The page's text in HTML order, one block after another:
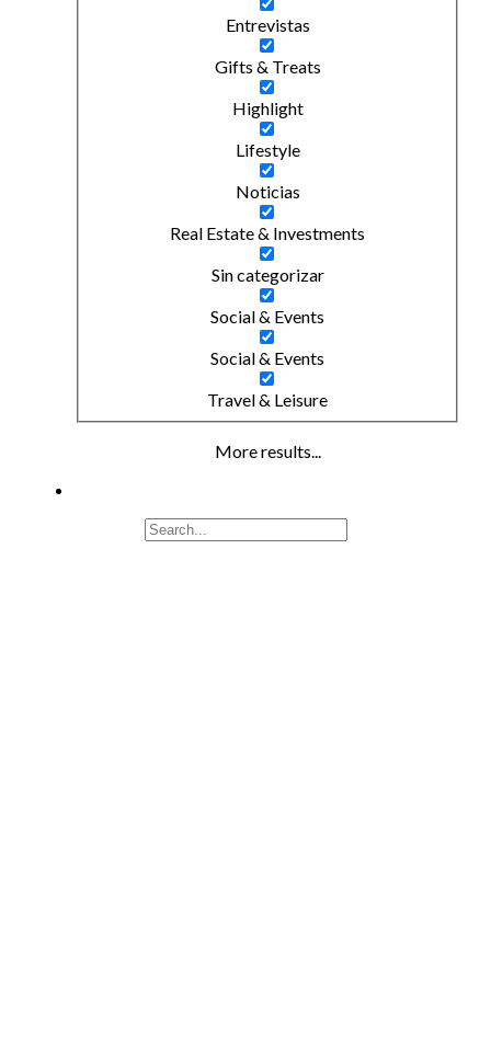
Entrevistas
Gifts & Treats
Highlight
Lifestyle
Noticias
Real Estate & Investments
Sin categorizar
Social & Events
Social & Events
Travel & Leisure
More results...